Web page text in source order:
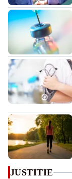
JUSTITIE